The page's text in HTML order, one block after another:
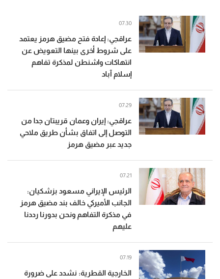
عراقجي: إعادة فتح مضيق هرمز يعتمد
على شروط أخرى بينها التعويض عن
انتهاكات واشنطن لمذكرة تفاهم
إسلام آباد
07:30
عراقجي: إيران وعمان قريبتان جدا من
التوصل إلى اتفاق بشأن طريق ملاحي
جديد عبر مضيق هرمز
07:29
الرئيس الإيراني مسعود بزشكيان:
الجانب الأميركي خالف بند مضيق هرمز
في مذكرة التفاهم ونحن بدورنا رددنا
عليهم
07:21
الخارجية القطرية: نشدد على ضرورة
07:19